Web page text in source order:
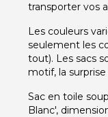
transporter vos
Les couleurs
seulement les
tout). Les sacs
motif, la
Sac en toile
Blanc',